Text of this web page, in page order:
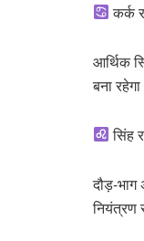
कर्क
आर्थिक
बना
सिंह
दौड़-
नियंत्रण